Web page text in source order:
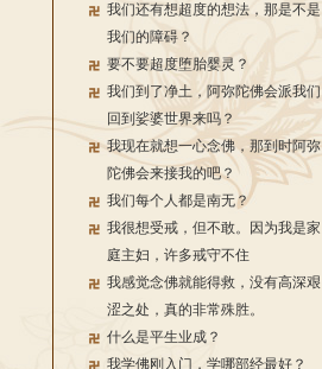
我们还有想超度的想法，那是不是
我们的障碍？
要不要超度堕胎婴灵？
我们到了净土，阿弥陀佛会派我们
回到娑婆世界来吗？
我现在就想一心念佛，那到时阿弥
陀佛会来接我的吧？
我们每个人都是南无？
我很想受戒，但不敢。因为我是家
庭主妇，许多戒守不住
我感觉念佛就能得救，没有高深艰
涩之处，真的非常殊胜。
什么是平生业成？
我学佛刚入门，学哪部经最好？